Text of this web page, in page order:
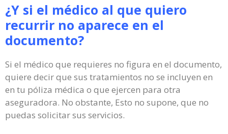
¿Y si el médico al que quiero
recurrir no aparece en el
documento?
Si el médico que requieres no figura en el documento,
quiere decir que sus tratamientos no se incluyen en
en tu póliza médica o que ejercen para otra
aseguradora. No obstante, Esto no supone, que no
puedas solicitar sus servicios.